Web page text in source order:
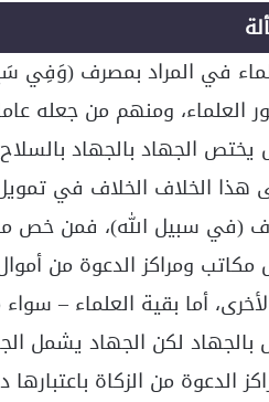
في المراد بمصرف (وَفِي
ومنهم من جعله
يختص الجهاد بالجهاد
هذا الخلاف الخلاف في
(في سبيل الله)، فمن خص
مكاتب ومراكز الدعوة من
الأخرى، أما بقية العلماء
بالجهاد لكن الجهاد يشمل
الدعوة من الزكاة